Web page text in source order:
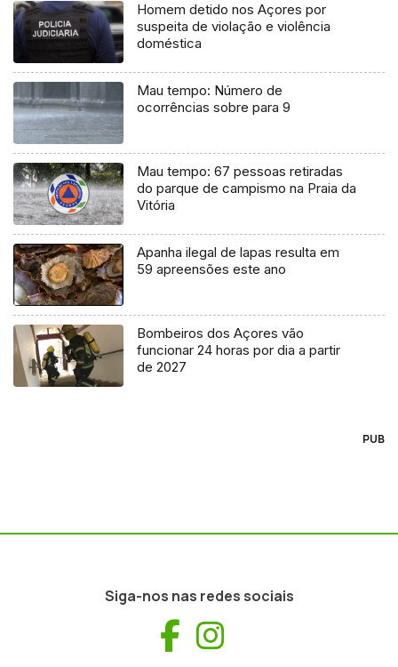
Homem detido nos Açores por
suspeita de violação e violência
doméstica
Mau tempo: Número de
ocorrências sobre para 9
Mau tempo: 67 pessoas retiradas
do parque de campismo na Praia da
Vitória
Apanha ilegal de lapas resulta em
59 apreensões este ano
Bombeiros dos Açores vão
funcionar 24 horas por dia a partir
de 2027
PUB
Siga-nos nas redes sociais
Facebook